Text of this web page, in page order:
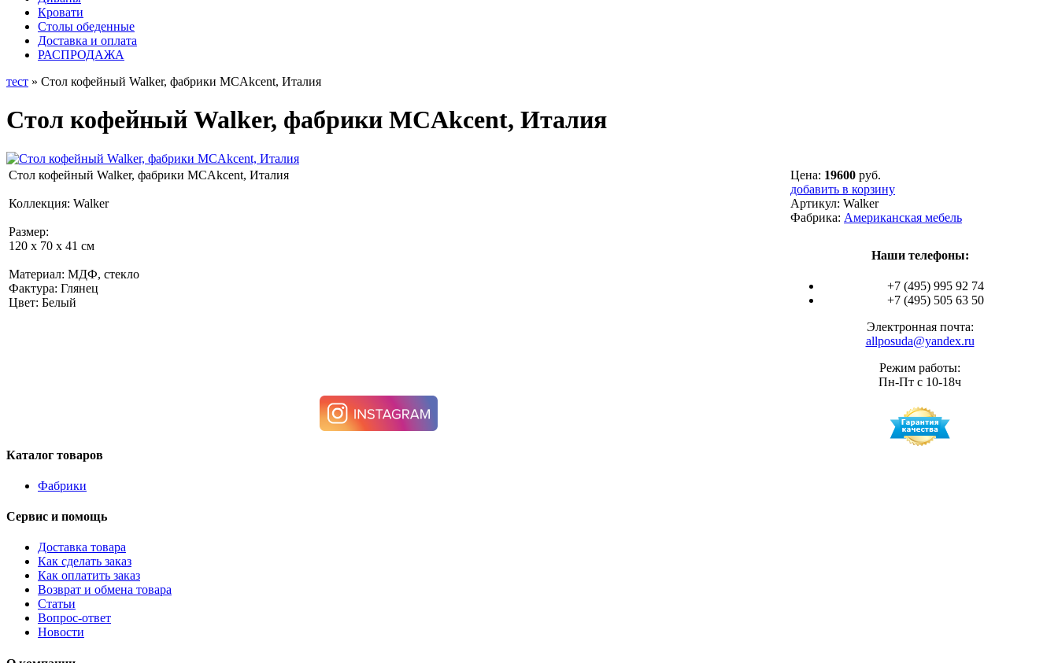
Кровати
Столы обеденные
Доставка и оплата
РАСПРОДАЖА
тест » Стол кофейный Walker, фабрики MCAkcent, Италия
Стол кофейный Walker, фабрики MCAkcent, Италия
Стол кофейный Walker, фабрики MCAkcent, Италия
Коллекция: Walker
Размер:
120 х 70 х 41 см
Материал: МДФ, стекло
Фактура: Глянец
Цвет: Белый
Цена: 19600 руб.
добавить в корзину
Артикул: Walker
Фабрика: Американская мебель
Наши телефоны:
+7 (495) 995 92 74
+7 (495) 505 63 50
Электронная почта:
allposuda@yandex.ru
Режим работы:
Пн-Пт с 10-18ч
Каталог товаров
Фабрики
Сервис и помощь
Доставка товара
Как сделать заказ
Как оплатить заказ
Возврат и обмена товара
Статьи
Вопрос-ответ
Новости